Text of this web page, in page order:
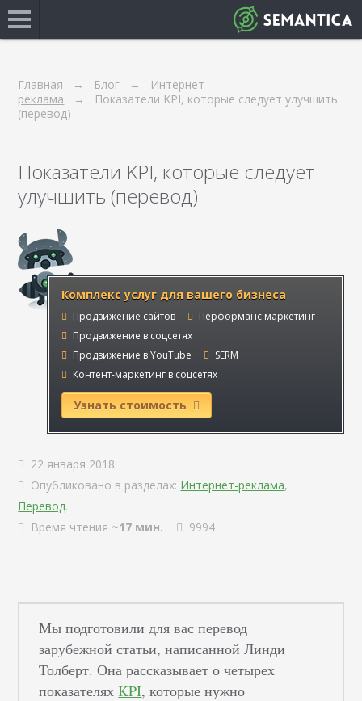
Главная Блог
Интернет-
реклама
Показатели KPI, которые следует улучшить
(перевод)
Показатели KPI, которые следует
улучшить (перевод)
Комплекс услуг для вашего бизнеса
Продвижение сайтов
Перформанс маркетинг
Продвижение в соцсетях
Продвижение в YouTube
SERM
Контент-маркетинг в соцсетях
Узнать стоимость
22 января 2018
Опубликовано в разделах: Интернет-реклама,
Перевод.
Время чтения ~17 мин. 9994
Мы подготовили для вас перевод
зарубежной статьи, написанной Линди
Толберт. Она рассказывает о четырех
показателяхKPI, которые нужно